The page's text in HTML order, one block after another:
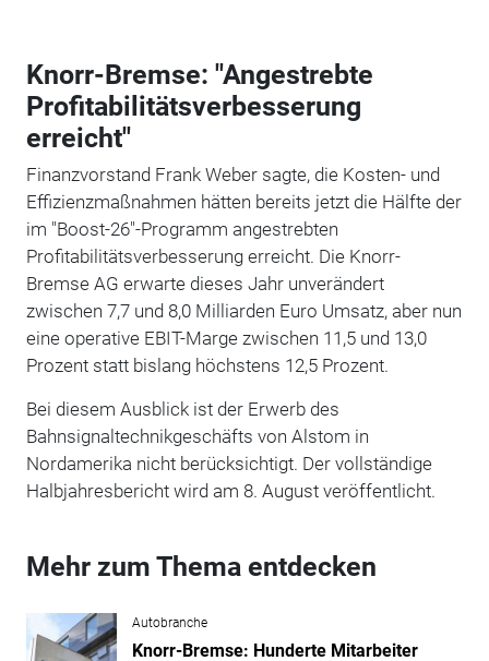
Knorr-Bremse: "Angestrebte
Profitabilitätsverbesserung
erreicht"
Finanzvorstand Frank Weber sagte, die Kosten- und
Effizienzmaßnahmen hätten bereits jetzt die Hälfte der
im "Boost-26"-Programm angestrebten
Profitabilitätsverbesserung erreicht. Die Knorr-
Bremse AG erwarte dieses Jahr unverändert
zwischen 7,7 und 8,0 Milliarden Euro Umsatz, aber nun
eine operative EBIT-Marge zwischen 11,5 und 13,0
Prozent statt bislang höchstens 12,5 Prozent.
Bei diesem Ausblick ist der Erwerb des
Bahnsignaltechnikgeschäfts von Alstom in
Nordamerika nicht berücksichtigt. Der vollständige
Halbjahresbericht wird am 8. August veröffentlicht.
Mehr zum Thema entdecken
Autobranche
Knorr-Bremse: Hunderte Mitarbeiter